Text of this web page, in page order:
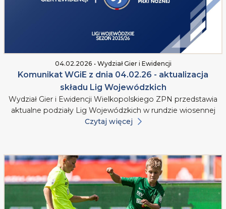
04.02.2026 • Wydział Gier i Ewidencji
Komunikat WGiE z dnia 04.02.26 - aktualizacja
składu Lig Wojewódzkich
Wydział Gier i Ewidencji Wielkopolskiego ZPN przedstawia
aktualne podziały Lig Wojewódzkich w rundzie wiosennej
Czytaj więcej